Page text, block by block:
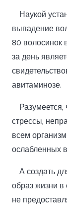
Наукой
выпадение
80 волосинок
за день
авитаминозе.
стрессы,
всем
ослабленных
А создать
образ жизни
не